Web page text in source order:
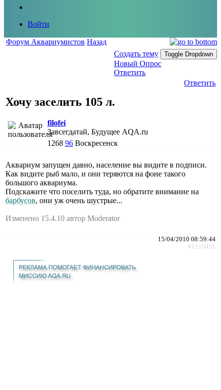
Войти
Форум Аквариумистов Назад
Создать тему
Toggle Dropdown
Новый Опрос
Ответить
Ответить
Хочу заселить 105 л.
filofei
Завсегдатай, Будущее AQA.ru
1268 96 Воскресенск
Аквариум запущен давно, население вы видите в подписи.
Как видите рыб мало, и они теряются на фоне такого
большого аквариума.
Подскажите что поселить туда, но обратите внимание на
барбусов, они уж очень шустрые...
Изменено 15.4.10 автор Moderator
15/04/2010 08:59:44
#1110431